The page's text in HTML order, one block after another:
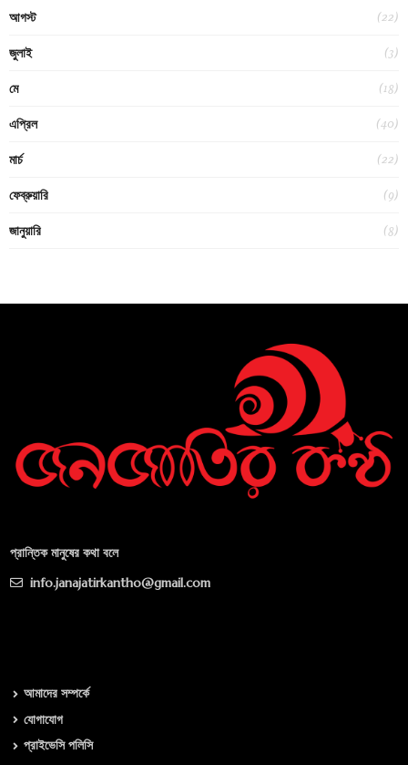
আগস্ট (22)
জুলাই (3)
মে (18)
এপ্রিল (40)
মার্চ (22)
ফেব্রুয়ারি (9)
জানুয়ারি (8)
প্রান্তিক মানুষের কথা বলে
info.janajatirkantho@gmail.com
আমাদের সম্পর্কে
যোগাযোগ
প্রাইভেসি পলিসি